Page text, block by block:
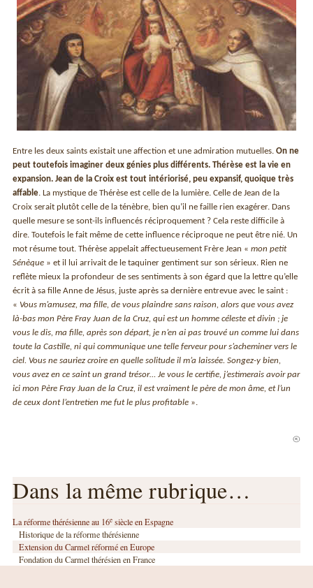
Entre les deux saints existait une affection et une admiration mutuelles.On ne
peut toutefois imaginer deux génies plus différents. Thérèse est la vie en
expansion. Jean de la Croix est tout intériorisé, peu expansif, quoique très
affable. La mystique de Thérèse est celle de la lumière. Celle de Jean de la
Croix serait plutôt celle de la ténèbre, bien qu’il ne faille rien exagérer. Dans
quelle mesure se sont-ils influencés réciproquement ? Cela reste difficile à
dire. Toutefois le fait même de cette influence réciproque ne peut être nié. Un
mot résume tout. Thérèse appelait affectueusement Frère Jean «mon petit
Sénèque » et il lui arrivait de le taquiner gentiment sur son sérieux. Rien ne
reflète mieux la profondeur de ses sentiments à son égard que la lettre qu’elle
écrit à sa fille Anne de Jésus, juste après sa dernière entrevue avec le saint :
«Vous m’amusez, ma fille, de vous plaindre sans raison, alors que vous avez
là-bas mon Père Fray Juan de la Cruz, qui est un homme céleste et divin ; je
vous le dis, ma fille, après son départ, je n’en ai pas trouvé un comme lui dans
toute la Castille, ni qui communique une telle ferveur pour s’acheminer vers le
ciel. Vous ne sauriez croire en quelle solitude il m’a laissée. Songez-y bien,
vous avez en ce saint un grand trésor… Je vous le certifie, j’estimerais avoir par
ici mon Père Fray Juan de la Cruz, il est vraiment le père de mon âme, et l’un
de ceux dont l’entretien me fut le plus profitable ».
Dans la même rubrique…
La réforme thérésienne au 16e siècle en Espagne
Historique de la réforme thérésienne
Extension du Carmel réformé en Europe
Fondation du Carmel thérésien en France